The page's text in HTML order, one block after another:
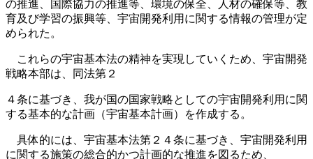
の推進、国際協力の推進等、環境の保全、人材の確保等、教
育及び学習の振興等、宇宙開発利用に関する情報の管理が定
められた。
これらの宇宙基本法の精神を実現していくため、宇宙開発
戦略本部は、同法第２
４条に基づき、我が国の国家戦略としての宇宙開発利用に関
する基本的な計画（宇宙基本計画）を作成する。
具体的には、宇宙基本法第２４条に基づき、宇宙開発利用
に関する施策の総合的かつ計画的な推進を図るため、